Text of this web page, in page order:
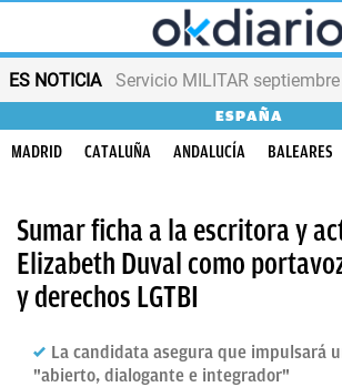
ES NOTICIA Servicio MILITAR septiembre
ESPAÑA
MADRID CATALUÑA ANDALUCÍA BALEARES
Sumar ficha a la escritora y
Elizabeth Duval como
y derechos LGTBI
La candidata asegura que impulsará
"abierto, dialogante e integrador"